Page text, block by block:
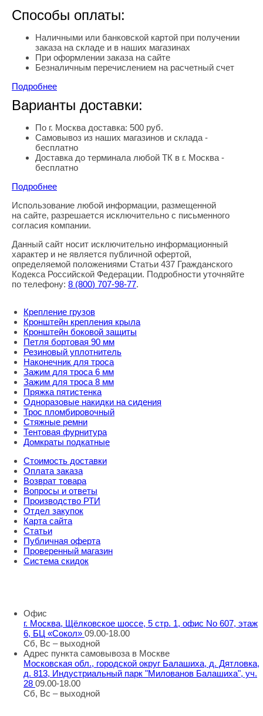
Способы оплаты:
Наличными или банковской картой при получении
заказа на складе и в наших магазинах
При оформлении заказа на сайте
Безналичным перечислением на расчетный счет
Подробнее
Варианты доставки:
По г. Москва доставка: 500 руб.
Самовывоз из наших магазинов и склада -
бесплатно
Доставка до терминала любой ТК в г. Москва -
бесплатно
Подробнее
Правовая информация
Использование любой информации, размещенной
на сайте, разрешается исключительно с письменного
согласия компании.
Данный сайт носит исключительно информационный
характер и не является публичной офертой,
определяемой положениями Статьи 437 Гражданского
Кодекса Российской Федерации. Подробности уточняйте
по телефону: 8 (800) 707-98-77.
Крепление грузов
Кронштейн крепления крыла
Кронштейн боковой защиты
Петля бортовая 90 мм
Резиновый уплотнитель
Наконечник для троса
Зажим для троса 6 мм
Зажим для троса 8 мм
Пряжка пятистенка
Одноразовые накидки на сидения
Трос пломбировочный
Стяжные ремни
Тентовая фурнитура
Домкраты подкатные
Стоимость доставки
Оплата заказа
Возврат товара
Вопросы и ответы
Производство РТИ
Отдел закупок
Карта сайта
Статьи
Публичная оферта
Проверенный магазин
Система скидок
Офис
г. Москва, Щёлковское шоссе, 5 стр. 1, офис No 607, этаж
6, БЦ «Сокол» 09.00-18.00
Сб, Вс – выходной
Адрес пункта самовывоза в Москве
Московская обл., городской округ Балашиха, д. Дятловка,
д. 813, Индустриальный парк "Милованов Балашиха", уч.
28 09.00-18.00
Сб, Вс – выходной